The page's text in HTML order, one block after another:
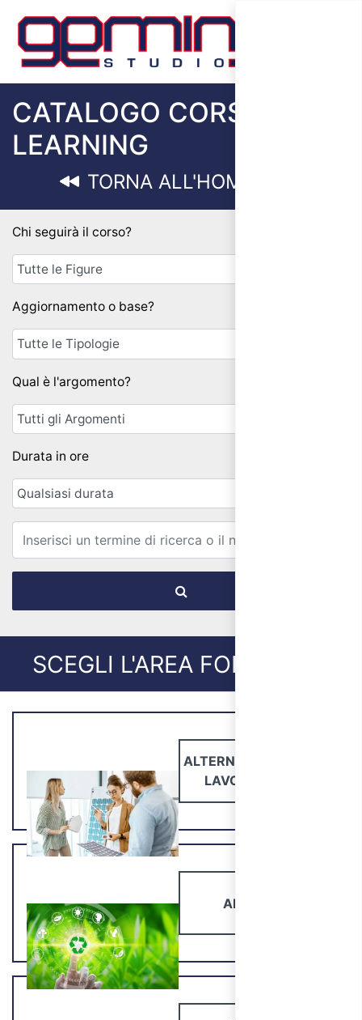
CATALOGO CORSI E-
LEARNING
TORNA ALL'HOMEPAGE
Chi seguirà il corso?
Aggiornamento o base?
Qual è l'argomento?
Durata in ore
SCEGLI L'AREA FORMATIVA
ALTERNANZA SCUOLA
LAVORO (PCTO)
AMBIENTE